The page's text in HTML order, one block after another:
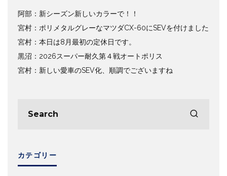
阿部：新シーズン新しいカラーで！！
宮村：ポリメタルグレーなマツダCX-60にSEVを付けました
宮村：本日は8月最初の定休日です。
黒沼：2026スーパー耐久第４戦オートポリス
宮村：新しい愛車のSEV化、順調でございますね
カテゴリー